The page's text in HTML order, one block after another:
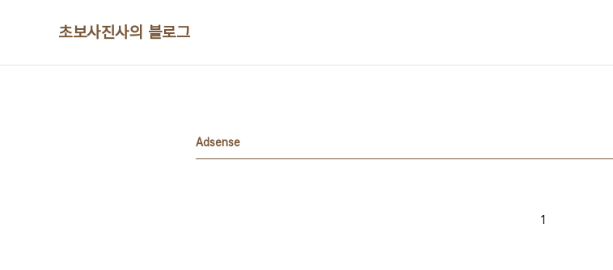
초보사진사의 블로그
Adsense
1